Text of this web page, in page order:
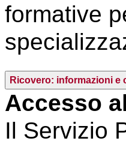
formative
Ricovero: informazioni e
Accesso
Il Servizio